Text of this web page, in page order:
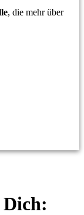
, die mehr über